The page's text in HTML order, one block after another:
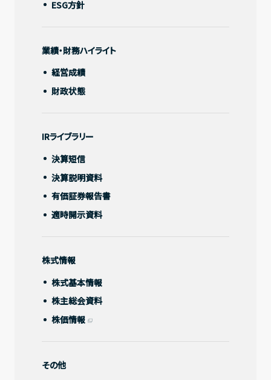
コーポレート・ガバナンス
ESG方針
経営成績
財政状態
決算短信
決算説明資料
有価証券報告書
適時開示資料
お問い合わせ
Address
〒150-0031
東京都渋谷区桜丘町20-1 渋谷インフォスタワー16階
ESG方針
業績・財務ハイライト
経営成績
財政状態
IRライブラリー
決算短信
決算説明資料
有価証券報告書
適時開示資料
株式情報
株式基本情報
株主総会資料
株価情報
その他